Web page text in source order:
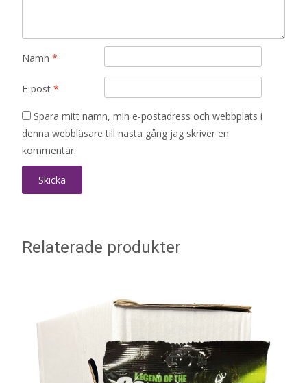
Namn *
E-post *
Spara mitt namn, min e-postadress och webbplats i
denna webbläsare till nästa gång jag skriver en
kommentar.
Relaterade produkter